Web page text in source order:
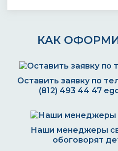
КАК
Оставить заявку по
(812) 493 44 47
Наши менеджеры
обоговорят